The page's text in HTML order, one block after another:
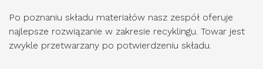
Po poznaniu składu materiałów nasz zespół oferuje
najlepsze rozwiązanie w zakresie recyklingu. Towar jest
zwykle przetwarzany po potwierdzeniu składu.